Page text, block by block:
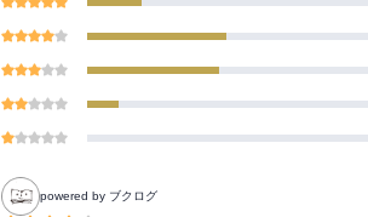
powered by ブクログ